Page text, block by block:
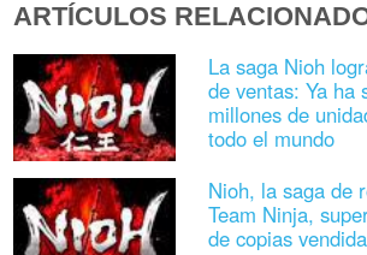
ARTÍCULOS
La saga Nioh
de ventas: Ya ha
millones de
todo el mundo
Nioh, la saga de
Team Ninja,
de copias